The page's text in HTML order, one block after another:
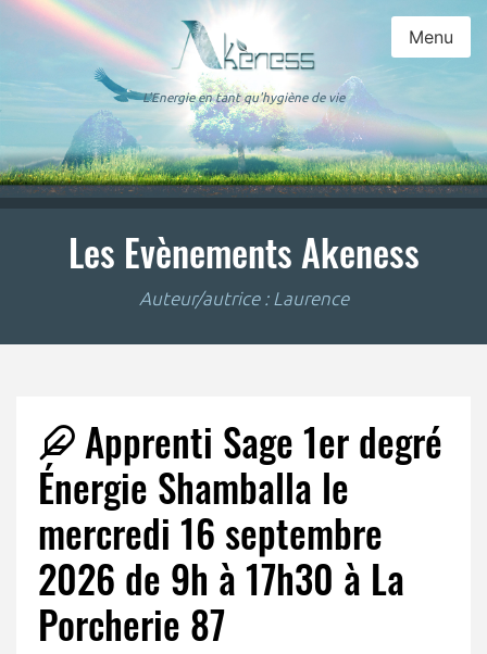
L'Energie en tant qu'hygiène de vie
Menu
Les Evènements Akeness
Auteur/autrice : Laurence
Apprenti Sage 1er degré
Énergie Shamballa le
mercredi 16 septembre
2026 de 9h à 17h30 à La
Porcherie 87